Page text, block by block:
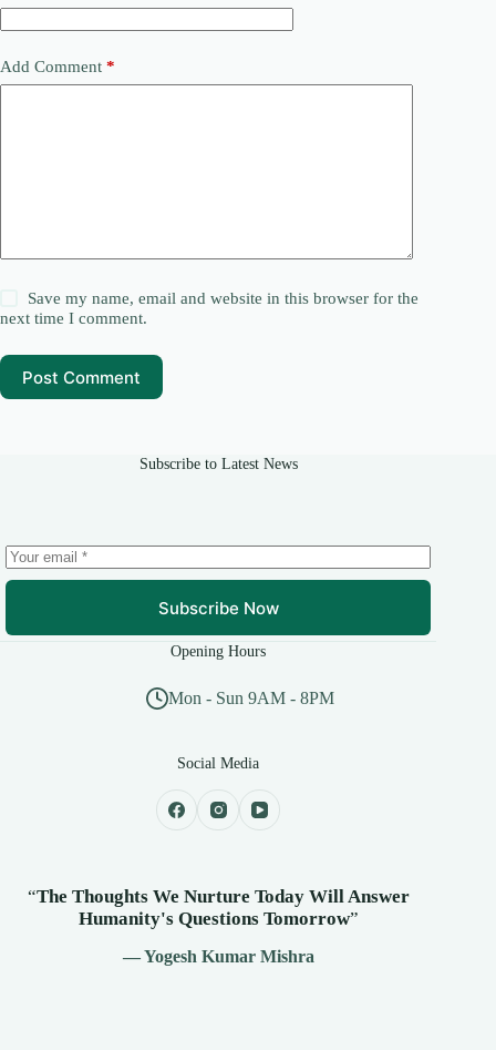
Add Comment *
Save my name, email and website in this browser for the
next time I comment.
Post Comment
Subscribe to Latest News
Subscribe Now
Opening Hours
Mon - Sun 9AM - 8PM
Social Media
“The Thoughts We Nurture Today Will Answer
Humanity's Questions Tomorrow”
— Yogesh Kumar Mishra